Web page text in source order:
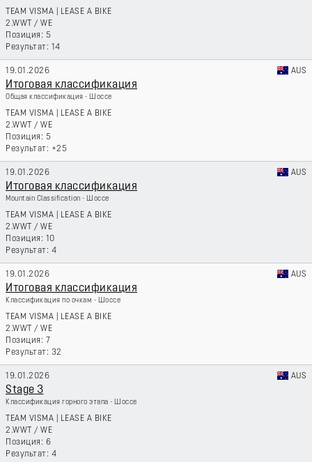
TEAM VISMA | LEASE A BIKE
2.WWT / WE
5
14
19.01.2026 AUS
Итоговая классификация
Общая классификация - Шоссе
TEAM VISMA | LEASE A BIKE
2.WWT / WE
5
+25
19.01.2026 AUS
Итоговая классификация
Mountain Classification - Шоссе
TEAM VISMA | LEASE A BIKE
2.WWT / WE
10
4
19.01.2026 AUS
Итоговая классификация
Классификация по очкам - Шоссе
TEAM VISMA | LEASE A BIKE
2.WWT / WE
7
32
19.01.2026 AUS
Stage 3
Классификация горного этапа - Шоссе
TEAM VISMA | LEASE A BIKE
2.WWT / WE
6
4